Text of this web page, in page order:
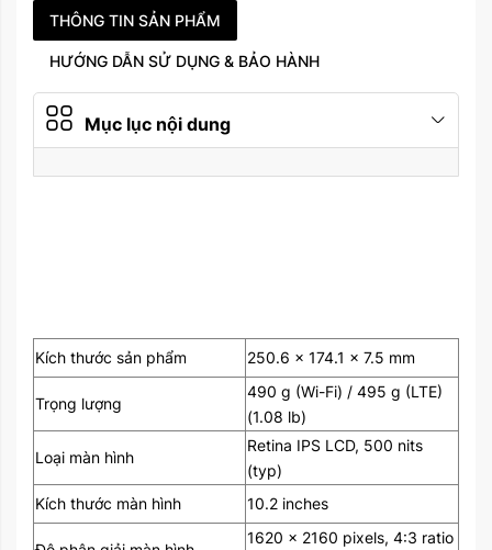
Camera trước
WLAN
Wi-Fi 802.11 a/b/g/n/ac,
Pin
(32.4 Wh)
Năm ra mắt 2020
THÔNG TIN SẢN PHẨM
HƯỚNG DẪN SỬ DỤNG & BẢO HÀNH
Mục lục nội dung
Kích thước sản phẩm 250.6 x 174.1 x 7.5 mm
Trọng lượng
490 g (Wi-Fi) / 495 g (LTE)
(1.08 lb)
Loại màn hình
Retina IPS LCD, 500 nits
(typ)
Kích thước màn hình
10.2 inches
1620 x 2160 pixels, 4:3 ratio